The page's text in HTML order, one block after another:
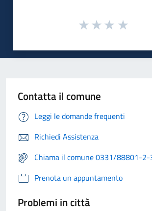
Contatta il comune
Leggi le domande frequenti
Richiedi Assistenza
Chiama il comune 0331/88801-2-
Prenota un appuntamento
Problemi in città